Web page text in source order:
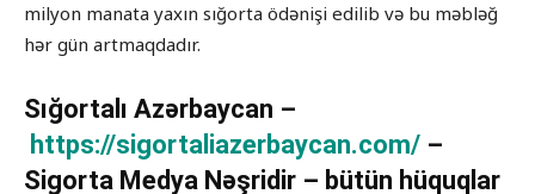
milyon manata yaxın sığorta ödənişi edilib və bu məbləğ
hər gün artmaqdadır.
Sığortalı Azərbaycan –
https://sigortaliazerbaycan.com/ –
Sigorta Medya Nəşridir – bütün hüquqlar